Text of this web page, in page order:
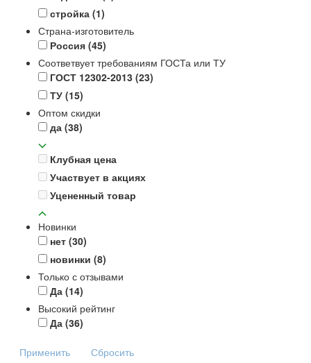
стройка (1)
Страна-изготовитель
Россия (45)
Соответвует требованиям ГОСТа или ТУ
ГОСТ 12302-2013 (23)
ТУ (15)
Оптом скидки
да (38)
Клубная цена
Участвует в акциях
Уцененный товар
Новинки
нет (30)
новинки (8)
Только с отзывами
Да (14)
Высокий рейтинг
Да (36)
Применить
Сбросить